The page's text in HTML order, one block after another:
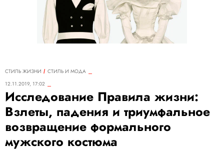
СТИЛЬ ЖИЗНИ
СТИЛЬ И МОДА
12.11.2019, 17:02
Исследование Правила жизни:
Взлеты, падения и триумфальное
возвращение формального
мужского костюма